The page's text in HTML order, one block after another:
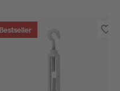
Bestseller